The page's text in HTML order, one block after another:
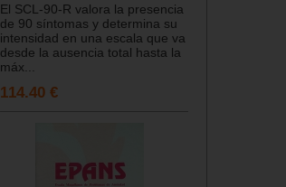
El SCL-90-R valora la presencia
de 90 síntomas y determina su
intensidad en una escala que va
desde la ausencia total hasta la
máx...
114.40 €